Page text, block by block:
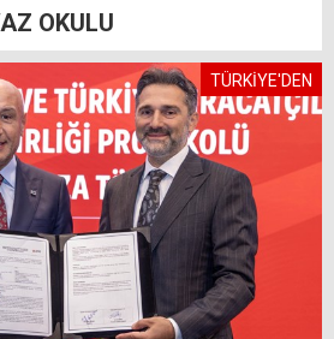
OKULU
TÜRKİYE'DEN